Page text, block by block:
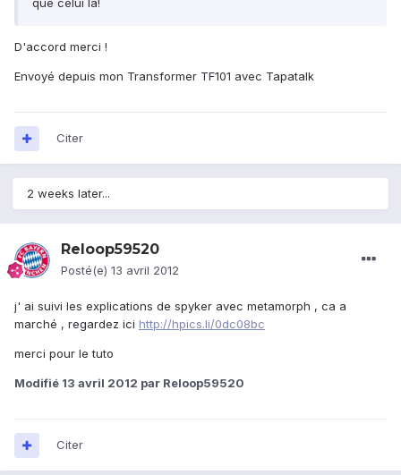
que celui la!
D'accord merci !
Envoyé depuis mon Transformer TF101 avec Tapatalk
Citer
2 weeks later...
Reloop59520
Posté(e) 13 avril 2012
j' ai suivi les explications de spyker avec metamorph , ca a
marché , regardez ici http://hpics.li/0dc08bc
merci pour le tuto
Modifié 13 avril 2012 par Reloop59520
Citer